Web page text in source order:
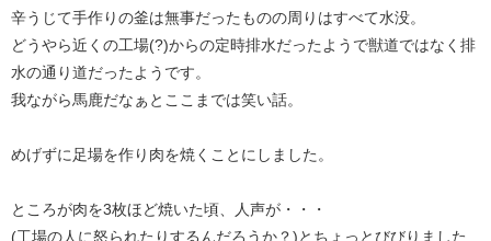
辛うじて手作りの釜は無事だったものの周りはすべて水没。
どうやら近くの工場(?)からの定時排水だったようで獣道ではなく排
水の通り道だったようです。
我ながら馬鹿だなぁとここまでは笑い話。
めげずに足場を作り肉を焼くことにしました。
ところが肉を3枚ほど焼いた頃、人声が・・・
(工場の人に怒られたりするんだろうか？)とちょっとびびりました